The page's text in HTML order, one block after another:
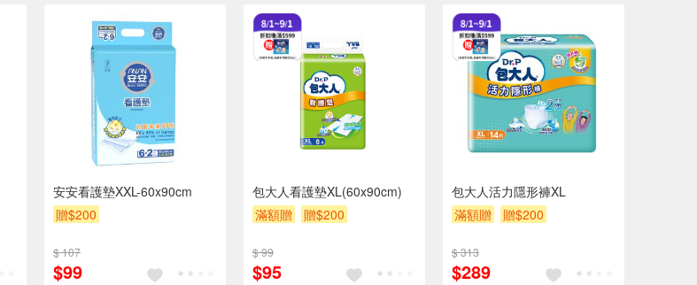
安安看護墊XXL-60x90cm
贈$200
$ 107
$99
包大人看護墊XL(60x90cm)
滿額贈
贈$200
$ 99
$95
包大人活力隱形褲XL
滿額贈
贈$200
$ 313
$289